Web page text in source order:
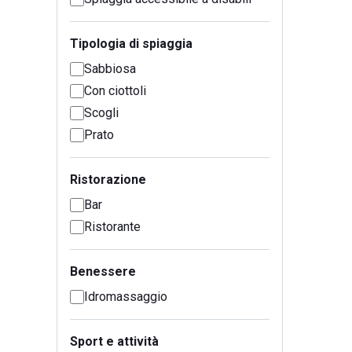
Tipologia di spiaggia
Sabbiosa
Con ciottoli
Scogli
Prato
Ristorazione
Bar
Ristorante
Benessere
Idromassaggio
Sport e attività